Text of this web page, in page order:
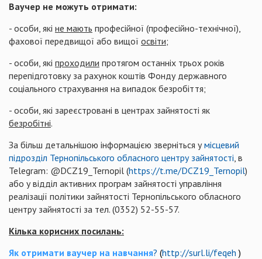
Ваучер не можуть отримати:
- особи, які не мають професійної (професійно-технічної),
фахової передвищої або вищої освіти;
- особи, які проходили протягом останніх трьох років
перепідготовку за рахунок коштів Фонду державного
соціального страхування на випадок безробіття;
- особи, які зареєстровані в центрах зайнятості як
безробітні.
За більш детальнішою інформацією зверніться умісцевий
підрозділ Тернопільського обласного центру зайнятості, в
Telegram: @DCZ19_Ternopil (https://t.me/DCZ19_Ternopil)
або у відділ активних програм зайнятості управління
реалізації політики зайнятості Тернопільського обласного
центру зайнятості за тел. (0352) 52-55-57.
Кілька корисних посилань:
Як отримати ваучер на навчання? (http://surl.li/feqeh )